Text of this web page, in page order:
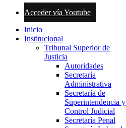
Acceder vía Youtube
Inicio
Institucional
Tribunal Superior de
Justicia
Autoridades
Secretaría
Administrativa
Secretaría de
Superintendencia y
Control Judicial
Secretaría Penal